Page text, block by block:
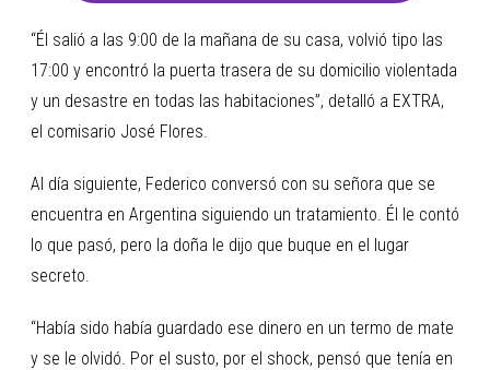
“Él salió a las 9:00 de la mañana de su casa, volvió tipo las
17:00 y encontró la puerta trasera de su domicilio violentada
y un desastre en todas las habitaciones”, detalló a EXTRA,
el comisario José Flores.
Al día siguiente, Federico conversó con su señora que se
encuentra en Argentina siguiendo un tratamiento. Él le contó
lo que pasó, pero la doña le dijo que buque en el lugar
secreto.
“Había sido había guardado ese dinero en un termo de mate
y se le olvidó. Por el susto, por el shock, pensó que tenía en